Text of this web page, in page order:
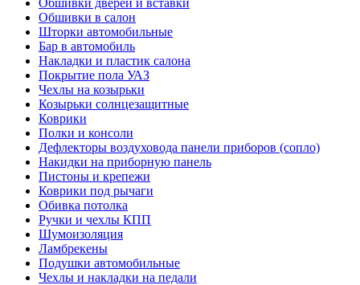
Обшивки дверей и вставки
Обшивки в салон
Шторки автомобильные
Бар в автомобиль
Накладки и пластик салона
Покрытие пола УАЗ
Чехлы на козырьки
Козырьки солнцезащитные
Коврики
Полки и консоли
Дефлекторы воздуховода панели приборов (сопло)
Накидки на приборную панель
Пистоны и крепежи
Коврики под рычаги
Обивка потолка
Ручки и чехлы КПП
Шумоизоляция
Ламбрекены
Подушки автомобильные
Чехлы и накладки на педали